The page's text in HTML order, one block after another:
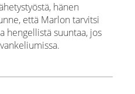
hänen
että Marlon tarvitsi
hengellistä suuntaa, jos